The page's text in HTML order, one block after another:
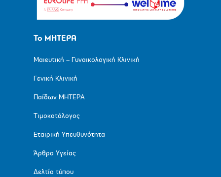
Το ΜΗΤΕΡΑ
Μαιευτική – Γυναικολογική Κλινική
Γενική Κλινική
Παίδων ΜΗΤΕΡΑ
Τιμοκατάλογος
Εταιρική Υπευθυνότητα
Άρθρα Υγείας
Δελτία τύπου